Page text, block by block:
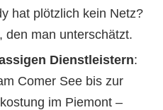
hat plötzlich kein Netz?
den man unterschätzt.
Dienstleistern:
Comer See bis zur
im Piemont –